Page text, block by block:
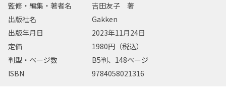
監修・編集・著者名
吉田友子 著
出版社名
Gakken
出版年月日
2023年11月24日
定価
1980円（税込）
判型・ページ数
B5判、148ページ
ISBN
9784058021316